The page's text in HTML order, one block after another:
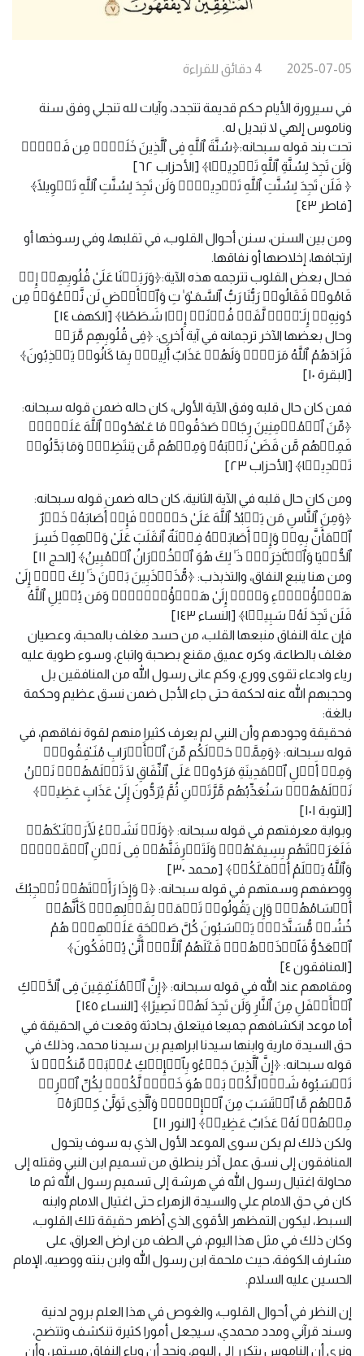
2025-07-05
4 دقائق للقراءة
في سيرورة الأيام حكم قديمة تتجدد، وآيات لله تنجلي وفق سنة
وناموس إلهي لا تبديل له.
تحت بند قوله سبحانه:﴿سُنَّةَ ٱللَّهِ فِی ٱلَّذِینَ خَلَوۡا۟ مِن قَبۡلُۖ
وَلَن تَجِدَ لِسُنَّةِ ٱللَّهِ تَبۡدِیلࣰا﴾ [الأحزاب ٦٢]
﴿ فَلَن تَجِدَ لِسُنَّتِ ٱللَّهِ تَبۡدِیلࣰاۖ وَلَن تَجِدَ لِسُنَّتِ ٱللَّهِ تَحۡوِیلًا﴾
[فاطر ٤٣]
ومن بين السنن، سنن أحوال القلوب، في تقلبها، وفي رسوخها أو
ارتجافها، إخلاصها أو نفاقها.
فحال بعض القلوب تترجمه هذه الآية:﴿وَرَبَطۡنَا عَلَىٰ قُلُوبِهِمۡ إِذۡ
قَامُوا۟ فَقَالُوا۟ رَبُّنَا رَبُّ ٱلسَّمَـٰوَ ٰ⁠تِ وَٱلۡأَرۡضِ لَن نَّدۡعُوَا۟ مِن
دُونِهِۦۤ إِلَـٰهࣰاۖ لَّقَدۡ قُلۡنَاۤ إِذࣰا شَطَطًا﴾ [الكهف ١٤]
وحال بعضها الآخر ترجمانه في آية أخرى: ﴿فِی قُلُوبِهِم مَّرَضࣱ
فَزَادَهُمُ ٱللَّهُ مَرَضࣰاۖ وَلَهُمۡ عَذَابٌ أَلِیمُۢ بِمَا كَانُوا۟ یَكۡذِبُونَ﴾
[البقرة ١٠]
فمن كان حال قلبه وفق الآية الأولى، كان حاله ضمن قوله سبحانه:
﴿مِّنَ ٱلۡمُؤۡمِنِینَ رِجَالࣱ صَدَقُوا۟ مَا عَـٰهَدُوا۟ ٱللَّهَ عَلَیۡهِۖ
فَمِنۡهُم مَّن قَضَىٰ نَحۡبَهُۥ وَمِنۡهُم مَّن یَنتَظِرُۖ وَمَا بَدَّلُوا۟
تَبۡدِیلࣰا﴾ [الأحزاب ٢٣]
ومن كان حال قلبه في الآية الثانية، كان حاله ضمن قوله سبحانه:
﴿وَمِنَ ٱلنَّاسِ مَن یَعۡبُدُ ٱللَّهَ عَلَىٰ حَرۡفࣲۖ فَإِنۡ أَصَابَهُۥ خَیۡرٌ
ٱطۡمَأَنَّ بِهِۦۖ وَإِنۡ أَصَابَتۡهُ فِتۡنَةٌ ٱنقَلَبَ عَلَىٰ وَجۡهِهِۦ خَسِرَ
ٱلدُّنۡیَا وَٱلۡـَٔاخِرَةَۚ ذَ ٰ⁠لِكَ هُوَ ٱلۡخُسۡرَانُ ٱلۡمُبِینُ﴾ [الحج ١١]
ومن هنا ينبع النفاق، والتذبذب: ﴿مُّذَبۡذَبِینَ بَیۡنَ ذَ ٰ⁠لِكَ لَاۤ إِلَىٰ
هَـٰۤؤُلَاۤءِ وَلَاۤ إِلَىٰ هَـٰۤؤُلَاۤءِۚ وَمَن یُضۡلِلِ ٱللَّهُ
فَلَن تَجِدَ لَهُۥ سَبِیلࣰا﴾ [النساء ١٤٣]
فإن علة النفاق منبعها القلب، من حسد مغلف بالمحبة، وعصيان
مغلف بالطاعة، وكره عميق مقنع بصحبة واتباع، وسوء طوية عليه
رياء وادعاء تقوى وورع، وكم عانى رسول الله من المنافقين بل
وحجبهم الله عنه لحكمة حتى جاء الأجل ضمن نسق عظيم وحكمة
بالغة:
فحقيقة وجودهم وأن النبي لم يعرف كثيرا منهم لقوة نفاقهم، في
قوله سبحانه: ﴿وَمِمَّنۡ حَوۡلَكُم مِّنَ ٱلۡأَعۡرَابِ مُنَـٰفِقُونَۖ
وَمِنۡ أَهۡلِ ٱلۡمَدِینَةِ مَرَدُوا۟ عَلَى ٱلنِّفَاقِ لَا تَعۡلَمُهُمۡۖ نَحۡنُ
نَعۡلَمُهُمۡۚ سَنُعَذِّبُهُم مَّرَّتَیۡنِ ثُمَّ یُرَدُّونَ إِلَىٰ عَذَابٍ عَظِیمࣲ﴾
[التوبة ١٠١]
وبوابة معرفتهم في قوله سبحانه: ﴿وَلَوۡ نَشَاۤءُ لَأَرَیۡنَـٰكَهُمۡ
فَلَعَرَفۡتَهُم بِسِیمَـٰهُمۡۚ وَلَتَعۡرِفَنَّهُمۡ فِی لَحۡنِ ٱلۡقَوۡلِۚ
وَٱللَّهُ یَعۡلَمُ أَعۡمَـٰلَكُمۡ﴾ [محمد ٣٠]
ووصفهم وسمتهم في قوله سبحانه: ﴿۞ وَإِذَا رَأَیۡتَهُمۡ تُعۡجِبُكَ
أَجۡسَامُهُمۡۖ وَإِن یَقُولُوا۟ تَسۡمَعۡ لِقَوۡلِهِمۡۖ كَأَنَّهُمۡ
خُشُبࣱ مُّسَنَّدَةࣱۖ یَحۡسَبُونَ كُلَّ صَیۡحَةٍ عَلَیۡهِمۡۚ هُمُ
ٱلۡعَدُوُّ فَٱحۡذَرۡهُمۡۚ قَـٰتَلَهُمُ ٱللَّهُۖ أَنَّىٰ یُؤۡفَكُونَ﴾
[المنافقون ٤]
ومقامهم عند الله في قوله سبحانه: ﴿إِنَّ ٱلۡمُنَـٰفِقِینَ فِی ٱلدَّرۡكِ
ٱلۡأَسۡفَلِ مِنَ ٱلنَّارِ وَلَن تَجِدَ لَهُمۡ نَصِیرًا﴾ [النساء ١٤٥]
أما موعد انكشافهم جميعا فيتعلق بحادثة وقعت في الحقيقة في
حق السيدة مارية وابنها سيدنا ابراهيم بن سيدنا محمد، وذلك في
قوله سبحانه: ﴿إِنَّ ٱلَّذِینَ جَاۤءُو بِٱلۡإِفۡكِ عُصۡبَةࣱ مِّنكُمۡۚ لَا
تَحۡسَبُوهُ شَرࣰّا لَّكُمۖ بَلۡ هُوَ خَیۡرࣱ لَّكُمۡۚ لِكُلِّ ٱمۡرِئࣲ
مِّنۡهُم مَّا ٱكۡتَسَبَ مِنَ ٱلۡإِثۡمِۚ وَٱلَّذِی تَوَلَّىٰ كِبۡرَهُۥ
مِنۡهُمۡ لَهُۥ عَذَابٌ عَظِیمࣱ﴾ [النور ١١]
ولكن ذلك لم يكن سوى الموعد الأول الذي به سوف يتحول
المنافقون إلى نسق عمل آخر ينطلق من تسميم ابن النبي وقتله إلى
محاولة اغتيال رسول الله في هرشة إلى تسميم رسول الله ثم ما
كان في حق الامام علي والسيدة الزهراء حتى اغتيال الامام وابنه
السبط، ليكون التمظهر الأقوى الذي أظهر حقيقة تلك القلوب،
وكان ذلك في مثل هذا اليوم، في الطف من ارض العراق، على
مشارف الكوفة، حيث ملحمة ابن رسول الله وابن بنته ووصيه، الإمام
الحسين عليه السلام.
إن النظر في أحوال القلوب، والغوص في هذا العلم بروح لدنية
وسند قرآني ومدد محمدي، سيجعل أمورا كثيرة تنكشف وتتضح،
ونرى أن الناموس يتكرر إلى اليوم، ونجد أن وباء النفاق مستمر، وأن